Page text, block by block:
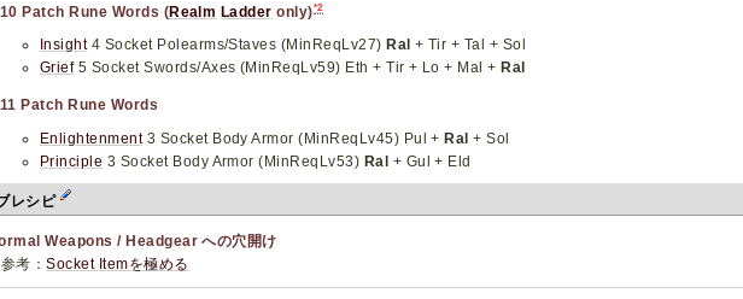
Patch Rune Words (Realm Ladder only)*2
Insight4 Socket Polearms/Staves (MinReqLv27) Ral + Tir + Tal + Sol
Grief5 Socket Swords/Axes (MinReqLv59) Eth + Tir + Lo + Mal + Ral
Patch Rune Words
Enlightenment3 Socket Body Armor (MinReqLv45) Pul +Ral + Sol
Principle 3 Socket Body Armor (MinReqLv53) Ral + Gul + Eld
レシピ
Weapons / Headgear への穴開け
参考：Socket Itemを極める